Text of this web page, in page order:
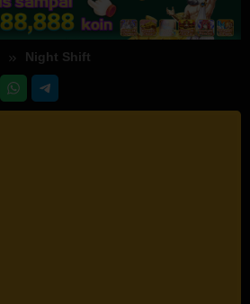
Night Shift